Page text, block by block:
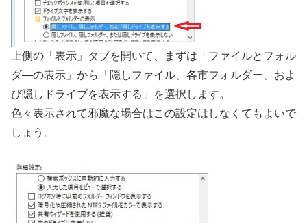
上側の「表示」タブを開いて、まずは「ファイルとフォル
ダ―の表示」から「隠しファイル、各市フォルダー、およ
び隠しドライブを表示する」を選択します。
色々表示されて邪魔な場合はこの設定はしなくてもよいで
しょう。